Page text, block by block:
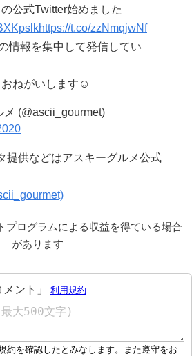
公式Twitter始めました
https://t.co/zzNmqjwNf
情報を集中して発信してい
ねがいします☺️
(@ascii_gourmet)
供などはアスキーグルメ公式
プログラムによる収益を得ている場合
があります